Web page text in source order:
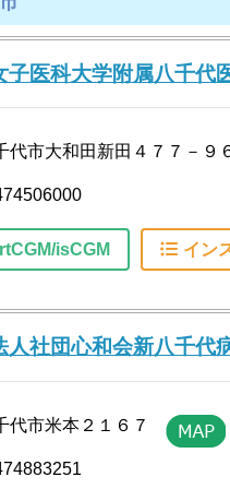
子医科大学附属八千代
代市大和田新田４７７－９
rtCGM/isCGM イン
人社団心和会新八千代
代市米本２１６７